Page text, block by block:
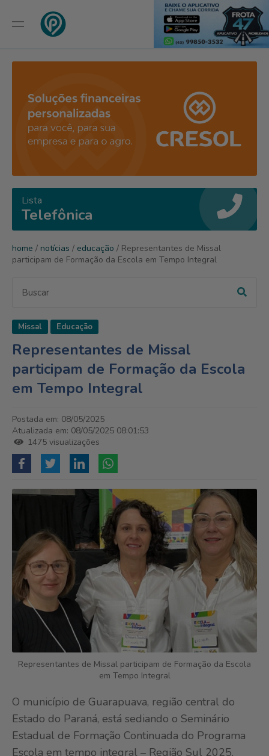
Lista
Telefônica
home / notícias / educação / Representantes de Missal
participam de Formação da Escola em Tempo Integral
Missal Educação
Representantes de Missal
participam de Formação da Escola
em Tempo Integral
Postada em: 08/05/2025
Atualizada em: 08/05/2025 08:01:53
1475 visualizações
Representantes de Missal participam de Formação da Escola
em Tempo Integral
O município de Guarapuava, região central do
Estado do Paraná, está sediando o Seminário
Estadual de Formação Continuada do Programa
Escola em tempo integral – Região Sul 2025,